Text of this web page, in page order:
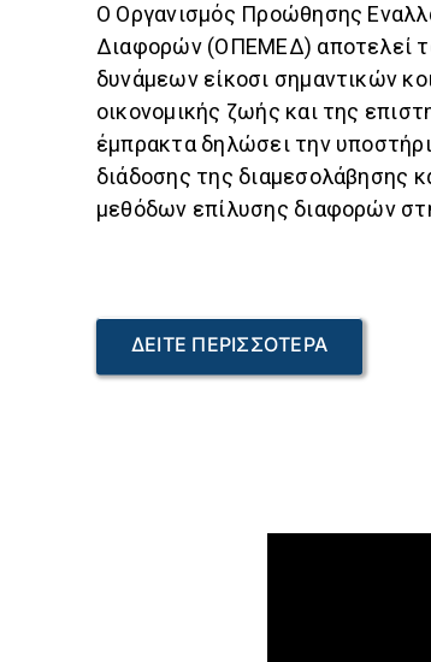
Ο Οργανισμός Προώθησης
Διαφορών (ΟΠΕΜΕΔ) αποτελεί
δυνάμεων είκοσι σημαντικών
οικονομικής ζωής και της
έμπρακτα δηλώσει την
διάδοσης της διαμεσολάβησης
μεθόδων επίλυσης διαφορών
ΔΕΙΤΕ ΠΕΡΙΣΣΟΤΕΡΑ